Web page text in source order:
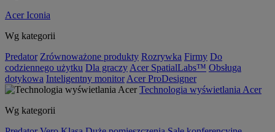
Acer Iconia
Wg kategorii
Predator Zrównoważone produkty Rozrywka Firmy Do
codziennego użytku Dla graczy Acer SpatialLabs™ Obsługa
dotykowa Inteligentny monitor Acer ProDesigner
Technologia wyświetlania Acer
Wg kategorii